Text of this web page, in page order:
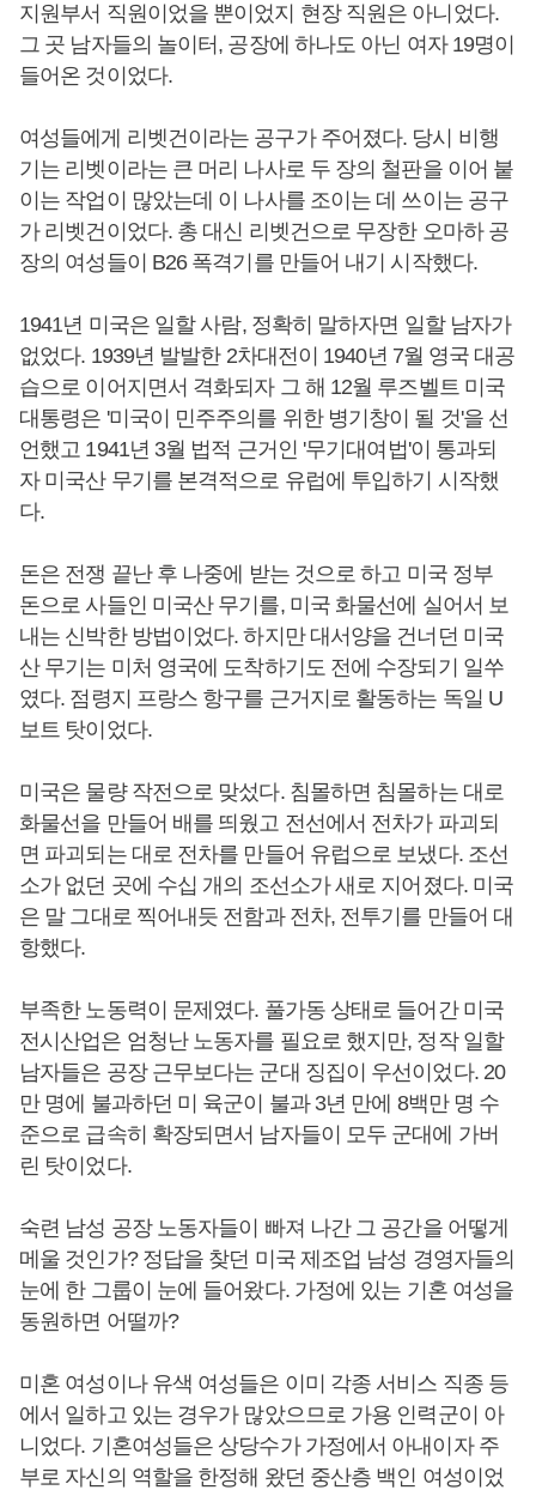
지원부서 직원이었을 뿐이었지 현장 직원은 아니었다.
그 곳 남자들의 놀이터, 공장에 하나도 아닌 여자 19명이
들어온 것이었다.
여성들에게 리벳건이라는 공구가 주어졌다. 당시 비행
기는 리벳이라는 큰 머리 나사로 두 장의 철판을 이어 붙
이는 작업이 많았는데 이 나사를 조이는 데 쓰이는 공구
가 리벳건이었다. 총 대신 리벳건으로 무장한 오마하 공
장의 여성들이 B26 폭격기를 만들어 내기 시작했다.
1941년 미국은 일할 사람, 정확히 말하자면 일할 남자가
없었다. 1939년 발발한 2차대전이 1940년 7월 영국 대공
습으로 이어지면서 격화되자 그 해 12월 루즈벨트 미국
대통령은 '미국이 민주주의를 위한 병기창이 될 것'을 선
언했고 1941년 3월 법적 근거인 '무기대여법'이 통과되
자 미국산 무기를 본격적으로 유럽에 투입하기 시작했
다.
돈은 전쟁 끝난 후 나중에 받는 것으로 하고 미국 정부
돈으로 사들인 미국산 무기를, 미국 화물선에 실어서 보
내는 신박한 방법이었다. 하지만 대서양을 건너던 미국
산 무기는 미처 영국에 도착하기도 전에 수장되기 일쑤
였다. 점령지 프랑스 항구를 근거지로 활동하는 독일 U
보트 탓이었다.
미국은 물량 작전으로 맞섰다. 침몰하면 침몰하는 대로
화물선을 만들어 배를 띄웠고 전선에서 전차가 파괴되
면 파괴되는 대로 전차를 만들어 유럽으로 보냈다. 조선
소가 없던 곳에 수십 개의 조선소가 새로 지어졌다. 미국
은 말 그대로 찍어내듯 전함과 전차, 전투기를 만들어 대
항했다.
부족한 노동력이 문제였다. 풀가동 상태로 들어간 미국
전시산업은 엄청난 노동자를 필요로 했지만, 정작 일할
남자들은 공장 근무보다는 군대 징집이 우선이었다. 20
만 명에 불과하던 미 육군이 불과 3년 만에 8백만 명 수
준으로 급속히 확장되면서 남자들이 모두 군대에 가버
린 탓이었다.
숙련 남성 공장 노동자들이 빠져 나간 그 공간을 어떻게
메울 것인가? 정답을 찾던 미국 제조업 남성 경영자들의
눈에 한 그룹이 눈에 들어왔다. 가정에 있는 기혼 여성을
동원하면 어떨까?
미혼 여성이나 유색 여성들은 이미 각종 서비스 직종 등
에서 일하고 있는 경우가 많았으므로 가용 인력군이 아
니었다. 기혼여성들은 상당수가 가정에서 아내이자 주
부로 자신의 역할을 한정해 왔던 중산층 백인 여성이었